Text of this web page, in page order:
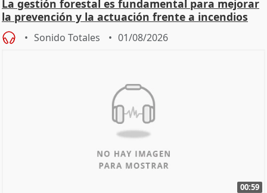
La gestión forestal es fundamental para mejorar
la prevención y la actuación frente a incendios
Sonido Totales 01/08/2026
00:59